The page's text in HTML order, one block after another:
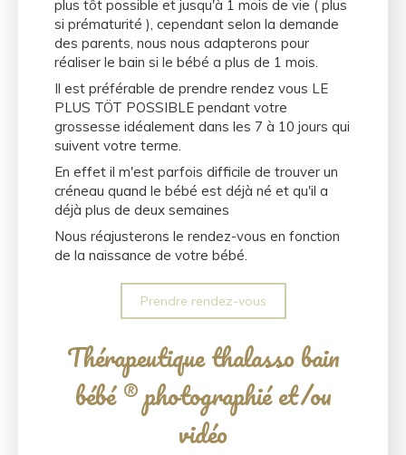
plus tôt possible et jusqu'à 1 mois de vie ( plus
si prématurité ), cependant selon la demande
des parents, nous nous adapterons pour
réaliser le bain si le bébé a plus de 1 mois.
Il est préférable de prendre rendez vous LE
PLUS TÖT POSSIBLE pendant votre
grossesse idéalement dans les 7 à 10 jours qui
suivent votre terme.
En effet il m'est parfois difficile de trouver un
créneau quand le bébé est déjà né et qu'il a
déjà plus de deux semaines
Nous réajusterons le rendez-vous en fonction
de la naissance de votre bébé.
Prendre rendez-vous
Thérapeutique thalasso bain
bébé ® photographié et/ou
vidéo